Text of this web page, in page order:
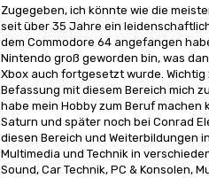
Zugegeben, ich könnte wie die
seit über 35 Jahre ein
dem Commodore 64 angefangen
Nintendo groß geworden bin, was
Xbox auch fortgesetzt wurde.
Befassung mit diesem Bereich mich
habe mein Hobby zum Beruf machen
Saturn und später noch bei Conrad
diesen Bereich und Weiterbildungen
Multimedia und Technik in
Sound, Car Technik, PC & Konsolen,